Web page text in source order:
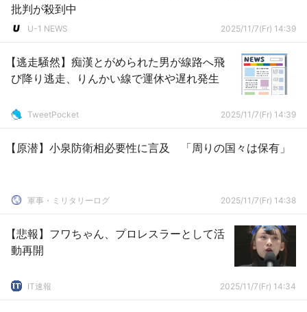
批判が殺到中
U-1 NEWS 2025/11/7(Fr) 14:39
【逃走騒然】痴漢とがめられた男が線路へ飛
び降り逃走、りんかい線で運休や遅れ発生
TweetPocket 2025/11/7(Fr) 14:39
【原潜】小泉防衛相必要性に言及 「周りの国々は保有」
軍事・ミリタリーログ 2025/11/7(Fr) 14:38
【悲報】フワちゃん、プロレスラーとして活
動再開
IT速報 2025/11/7(Fr) 14:34